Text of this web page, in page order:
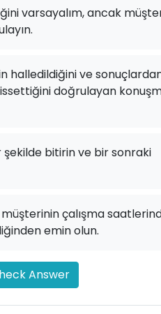
varsayalım, ancak
halledildiğini ve
doğrulayan
şekilde bitirin ve bir sonraki
çalışma
emin olun.
Answer